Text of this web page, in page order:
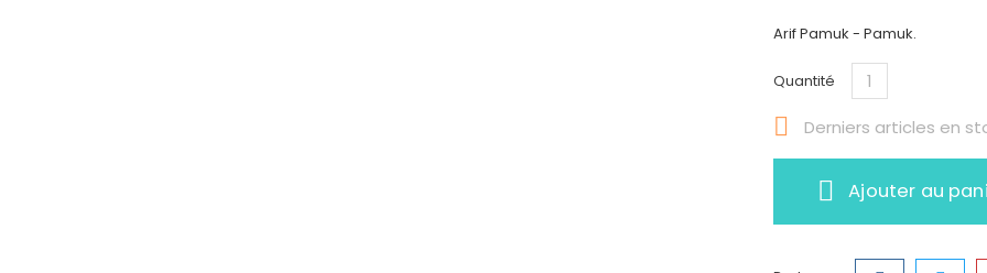
Arif Pamuk - Pamuk.
Quantité
 Derniers articles en
Ajouter au